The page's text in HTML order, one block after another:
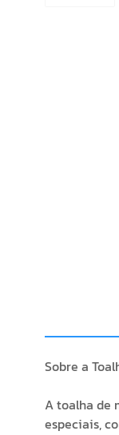
Sobre a
A toalha de
especiais,